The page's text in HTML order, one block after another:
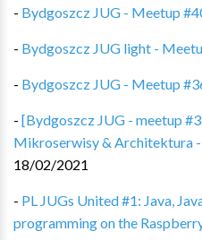
- Bydgoszcz JUG - Meetup
- Bydgoszcz JUG light -
- Bydgoszcz JUG - Meetup
- [Bydgoszcz JUG - meetup
Mikroserwisy & Architektura
18/02/2021
- PL JUGs United #1: Java,
programming on the